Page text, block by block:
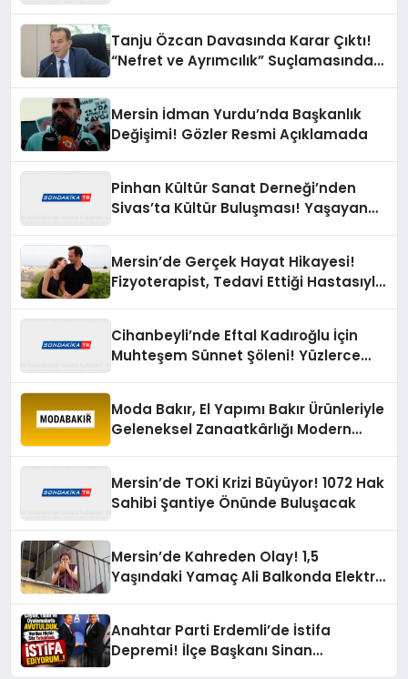
Tanju Özcan Davasında Karar Çıktı!
“Nefret ve Ayrımcılık” Suçlamasından
Mersin İdman Yurdu’nda Başkanlık
Değişimi! Gözler Resmi Açıklamada
Pinhan Kültür Sanat Derneği’nden
Sivas’ta Kültür Buluşması! Yaşayan
Mersin’de Gerçek Hayat Hikayesi!
Fizyoterapist, Tedavi Ettiği Hastasıyla
Cihanbeyli’nde Eftal Kadıroğlu İçin
Muhteşem Sünnet Şöleni! Yüzlerce
Moda Bakır, El Yapımı Bakır Ürünleriyle
Geleneksel Zanaatkârlığı Modern
Mersin’de TOKİ Krizi Büyüyor! 1072 Hak
Sahibi Şantiye Önünde Buluşacak
Mersin’de Kahreden Olay! 1,5
Yaşındaki Yamaç Ali Balkonda Elektrik
Anahtar Parti Erdemli’de İstifa
Depremi! İlçe Başkanı Sinan